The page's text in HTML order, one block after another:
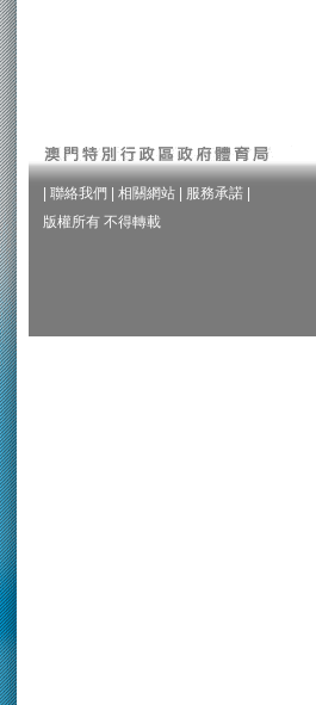
| 聯絡我們 | 相關網站 | 服務承諾 |
版權所有 不得轉載